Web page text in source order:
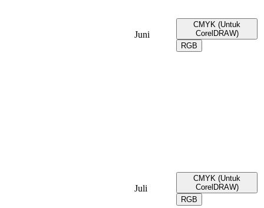
Juni
CMYK (Untuk
CorelDRAW)
RGB
Juli
CMYK (Untuk
CorelDRAW)
RGB